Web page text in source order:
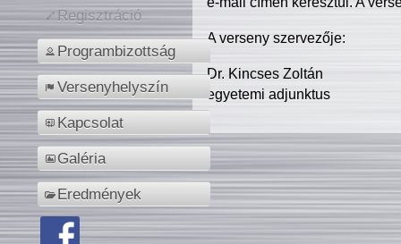
Regisztráció
Programbizottság
Versenyhelyszín
Kapcsolat
Galéria
Eredmények
A verseny szervezője:
Dr. Kincses Zoltán
egyetemi adjunktus